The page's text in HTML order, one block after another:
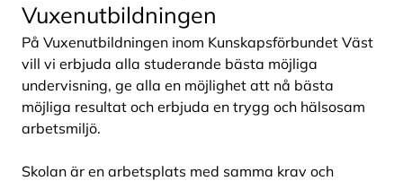
Vuxenutbildningen
På Vuxenutbildningen inom Kunskapsförbundet Väst
vill vi erbjuda alla studerande bästa möjliga
undervisning, ge alla en möjlighet att nå bästa
möjliga resultat och erbjuda en trygg och hälsosam
arbetsmiljö.
Skolan är en arbetsplats med samma krav och